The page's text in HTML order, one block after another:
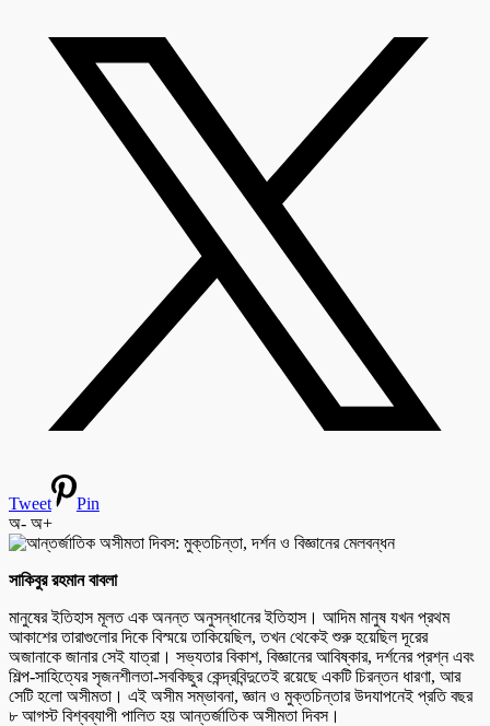
Tweet
Pin
অ- অ+
সাকিবুর রহমান বাবলা
মানুষের ইতিহাস মূলত এক অনন্ত অনুসন্ধানের ইতিহাস। আদিম মানুষ যখন প্রথম
আকাশের তারাগুলোর দিকে বিস্ময়ে তাকিয়েছিল, তখন থেকেই শুরু হয়েছিল দূরের
অজানাকে জানার সেই যাত্রা। সভ্যতার বিকাশ, বিজ্ঞানের আবিষ্কার, দর্শনের প্রশ্ন এবং
শিল্প-সাহিত্যের সৃজনশীলতা-সবকিছুর কেন্দ্রবিন্দুতেই রয়েছে একটি চিরন্তন ধারণা, আর
সেটি হলো অসীমতা। এই অসীম সম্ভাবনা, জ্ঞান ও মুক্তচিন্তার উদযাপনেই প্রতি বছর
৮ আগস্ট বিশ্বব্যাপী পালিত হয় আন্তর্জাতিক অসীমতা দিবস।